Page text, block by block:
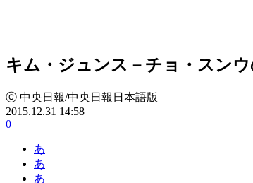
キム・ジュンス－チョ・スン
ⓒ 中央日報/中央日報日本語版
2015.12.31 14:58
0
あ
あ
あ